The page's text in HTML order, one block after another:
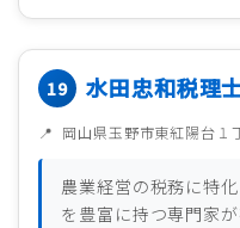
水田忠和税理
岡山県玉野市東紅陽台１
農業経営の税務に特
を豊富に持つ専門家